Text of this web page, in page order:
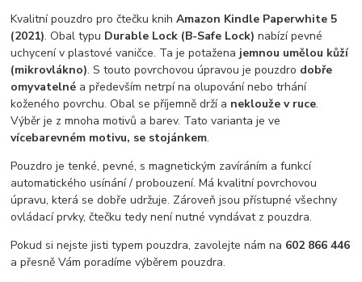
Kvalitní pouzdro pro čtečku knihAmazon Kindle Paperwhite 5
(2021). Obal typu Durable Lock (B-Safe Lock) nabízí pevné
uchycení v plastové vaničce. Ta je potažena jemnou umělou kůží
(mikrovlákno). S touto povrchovou úpravou je pouzdro dobře
omyvatelné a především netrpí na olupování nebo trhání
koženého povrchu. Obal se příjemně drží a neklouže v ruce.
Výběr je z mnoha motivů a barev. Tato varianta je ve
vícebarevném motivu, se stojánkem.
Pouzdro je tenké, pevné, s magnetickým zavíráním a funkcí
automatického usínání / probouzení. Má kvalitní povrchovou
úpravu, která se dobře udržuje. Zároveň jsou přístupné všechny
ovládací prvky, čtečku tedy není nutné vyndávat z pouzdra.
Pokud si nejste jisti typem pouzdra, zavolejte nám na 602 866 446
a přesně Vám poradíme výběrem pouzdra.